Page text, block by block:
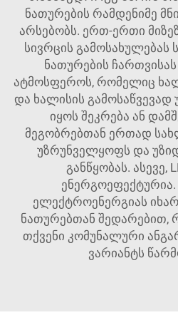
ნათურების რამდენიმე
არსებობს. ერთ-ერთი
სივრცის
ნათურების ჩართვისას
ატმოსფეროს, რომელიც
და ხალისის გამოსაწვევად
იყოს შეკრება ან
მეგობრებთან ერთად
უზრუნველყოფს და
განწყობას. ასევე,
ენერგოეფექტურია.
ელექტროენერგიას
ნათურებთან შედარებით,
თქვენი კომუნალური
ვარიანტს